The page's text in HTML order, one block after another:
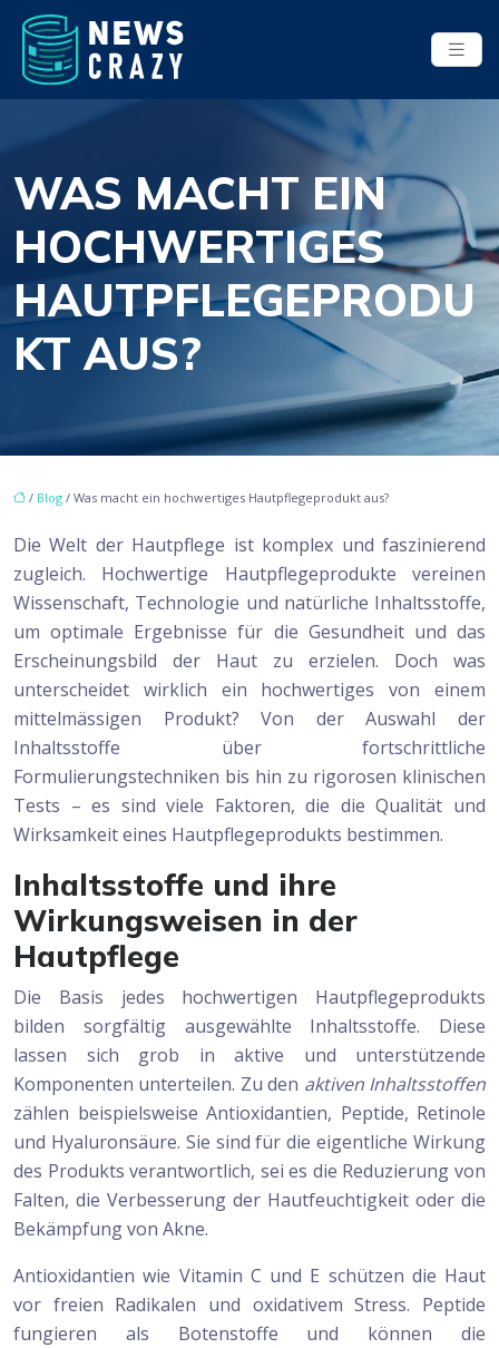
WAS MACHT EIN
HOCHWERTIGES
HAUTPFLEGEPRODU
KT AUS?
/ Blog / Was macht ein hochwertiges Hautpflegeprodukt aus?
Die Welt der Hautpflege ist komplex und faszinierend
zugleich. Hochwertige Hautpflegeprodukte vereinen
Wissenschaft, Technologie und natürliche Inhaltsstoffe,
um optimale Ergebnisse für die Gesundheit und das
Erscheinungsbild der Haut zu erzielen. Doch was
unterscheidet wirklich ein hochwertiges von einem
mittelmässigen Produkt? Von der Auswahl der
Inhaltsstoffe über fortschrittliche
Formulierungstechniken bis hin zu rigorosen klinischen
Tests – es sind viele Faktoren, die die Qualität und
Wirksamkeit eines Hautpflegeprodukts bestimmen.
Inhaltsstoffe und ihre
Wirkungsweisen in der
Hautpflege
Die Basis jedes hochwertigen Hautpflegeprodukts
bilden sorgfältig ausgewählte Inhaltsstoffe. Diese
lassen sich grob in aktive und unterstützende
Komponenten unterteilen. Zu den aktiven Inhaltsstoffen
zählen beispielsweise Antioxidantien, Peptide, Retinole
und Hyaluronsäure. Sie sind für die eigentliche Wirkung
des Produkts verantwortlich, sei es die Reduzierung von
Falten, die Verbesserung der Hautfeuchtigkeit oder die
Bekämpfung von Akne.
Antioxidantien wie Vitamin C und E schützen die Haut
vor freien Radikalen und oxidativem Stress. Peptide
fungieren als Botenstoffe und können die